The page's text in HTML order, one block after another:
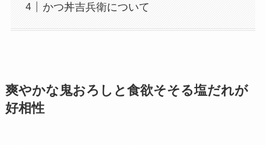
かつ丼吉兵衛について
爽やかな鬼おろしと食欲そそる塩だれが
好相性